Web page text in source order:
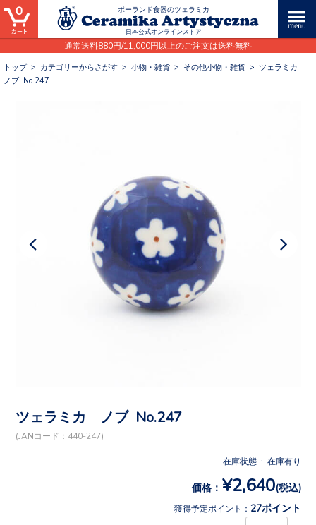
ポーランド食器のツェラミカ
日本公式オンラインストア
通常送料880円/11,000円以上のご注文は送料無料
0
トップ> カテゴリーからさがす > 小物・雑貨 > その他小物・雑貨 > ツェラミカ
ノブ No.247
ツェラミカ ノブ No.247
(JANコード：440-247)
在庫状態 : 在庫有り
価格： ¥2,640(税込)
獲得予定ポイント： 27ポイント